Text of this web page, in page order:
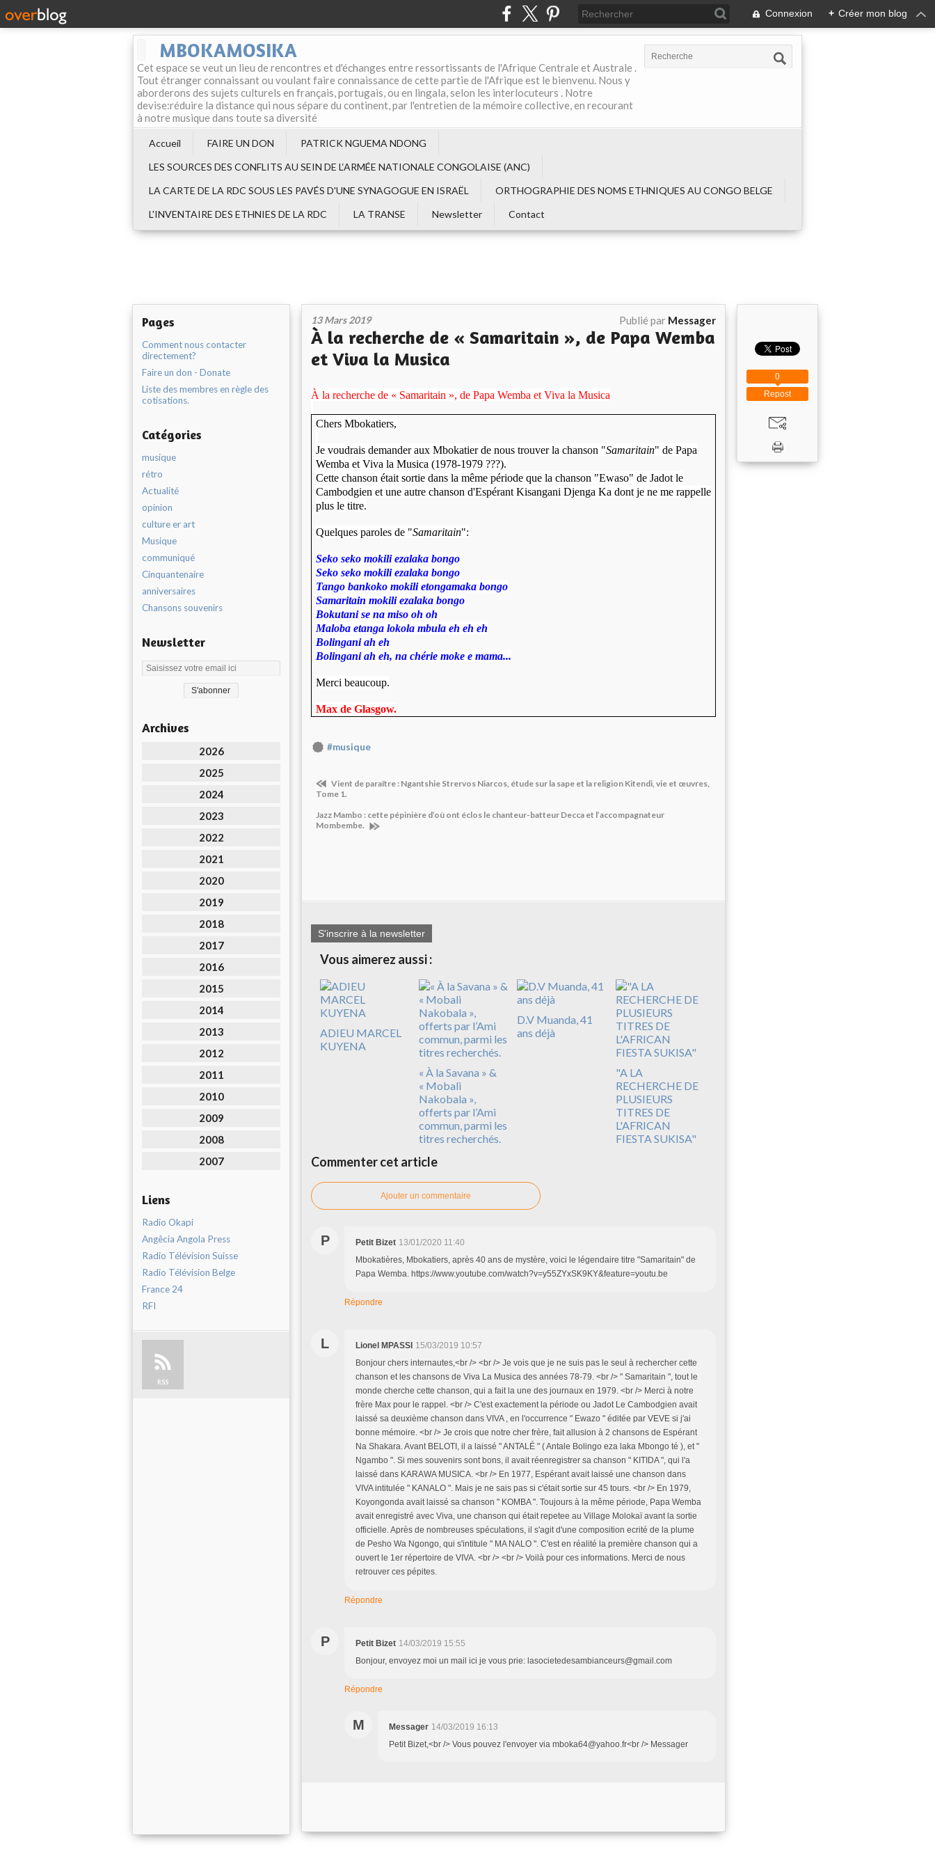
Connexion + Créer mon blog
MBOKAMOSIKA
Cet espace se veut un lieu de rencontres et d'échanges entre ressortissants de l'Afrique Centrale et Australe .
Tout étranger connaissant ou voulant faire connaissance de cette partie de l'Afrique est le bienvenu. Nous y
aborderons des sujets culturels en français, portugais, ou en lingala, selon les interlocuteurs . Notre
devise:réduire la distance qui nous sépare du continent, par l'entretien de la mémoire collective, en recourant
à notre musique dans toute sa diversité
Accueil FAIRE UN DON
PATRICK NGUEMA NDONG
LES SOURCES DES CONFLITS AU SEIN DE L‘ARMÉE NATIONALE CONGOLAISE (ANC)
LA CARTE DE LA RDC SOUS LES PAVÉS D'UNE SYNAGOGUE EN ISRAËL
ORTHOGRAPHIE DES NOMS ETHNIQUES AU CONGO BELGE
L'INVENTAIRE DES ETHNIES DE LA RDC
LA TRANSE Newsletter Contact
Pages
Comment nous contacter
directement?
Faire un don - Donate
Liste des membres en règle des
cotisations.
Catégories
musique
rétro
Actualité
opinion
culture er art
Musique
communiqué
Cinquantenaire
anniversaires
Chansons souvenirs
Newsletter
Archives
2026
2025
2024
2023
2022
2021
2020
2019
2018
2017
2016
2015
2014
2013
2012
2011
2010
2009
2008
2007
Liens
Radio Okapi
Angêcia Angola Press
Radio Télévision Suisse
Radio Télévision Belge
France 24
RFI
RSS
13 Mars 2019 Publié par Messager
À la recherche de « Samaritain », de Papa Wemba
et Viva la Musica
À la recherche de « Samaritain », de Papa Wemba et Viva la Musica
Chers Mbokatiers,
Je voudrais demander aux Mbokatier de nous trouver la chanson "Samaritain" de Papa
Wemba et Viva la Musica (1978-1979 ???).
Cette chanson était sortie dans la même période que la chanson "Ewaso" de Jadot le
Cambodgien et une autre chanson d'Espérant Kisangani Djenga Ka dont je ne me rappelle
plus le titre.
Quelques paroles de "Samaritain":
Seko seko mokili ezalaka bongo
Seko seko mokili ezalaka bongo
Tango bankoko mokili etongamaka bongo
Samaritain mokili ezalaka bongo
Bokutani se na miso oh oh
Maloba etanga lokola mbula eh eh eh
Bolingani ah eh
Bolingani ah eh, na chérie moke e mama...
Merci beaucoup.
Max de Glasgow.
#musique
Vient de paraître : Ngantshie Strervos Niarcos, étude sur la sape et la religion Kitendi, vie et œuvres,
Tome 1.
Jazz Mambo : cette pépinière d’où ont éclos le chanteur-batteur Decca et l’accompagnateur
Mombembe.
S'inscrire à la newsletter
Vous aimerez aussi :
ADIEU MARCEL
KUYENA
« À la Savana » &
« Mobali
Nakobala »,
offerts par l’Ami
commun, parmi les
titres recherchés.
D.V Muanda, 41
ans déjà
"A LA
RECHERCHE DE
PLUSIEURS
TITRES DE
L'AFRICAN
FIESTA SUKISA"
Commenter cet article
Ajouter un commentaire
P Petit Bizet 13/01/2020 11:40
Mbokatières, Mbokatiers, après 40 ans de mystère, voici le légendaire titre "Samaritain" de
Papa Wemba. https://www.youtube.com/watch?v=y55ZYxSK9KY&feature=youtu.be
Répondre
L Lionel MPASSI 15/03/2019 10:57
Bonjour chers internautes,<br /> <br /> Je vois que je ne suis pas le seul à rechercher cette
chanson et les chansons de Viva La Musica des années 78-79. <br /> " Samaritain ", tout le
monde cherche cette chanson, qui a fait la une des journaux en 1979. <br /> Merci à notre
frère Max pour le rappel. <br /> C'est exactement la période ou Jadot Le Cambodgien avait
laissé sa deuxième chanson dans VIVA , en l'occurrence " Ewazo " éditée par VEVE si j'ai
bonne mémoire. <br /> Je crois que notre cher frère, fait allusion à 2 chansons de Espérant
Na Shakara. Avant BELOTI, il a laissé " ANTALÉ " ( Antale Bolingo eza laka Mbongo té ), et "
Ngambo ". Si mes souvenirs sont bons, il avait réenregistrer sa chanson " KITIDA ", qui l'a
laissé dans KARAWA MUSICA. <br /> En 1977, Espérant avait laissé une chanson dans
VIVA intitulée " KANALO ". Mais je ne sais pas si c'était sortie sur 45 tours. <br /> En 1979,
Koyongonda avait laissé sa chanson " KOMBA ". Toujours à la même période, Papa Wemba
avait enregistré avec Viva, une chanson qui était repetee au Village Molokaï avant la sortie
officielle. Après de nombreuses spéculations, il s'agit d'une composition ecrité de la plume
de Pesho Wa Ngongo, qui s'intitule " MA NALO ". C'est en réalité la première chanson qui a
ouvert le 1er répertoire de VIVA. <br /> <br /> Voilà pour ces informations. Merci de nous
retrouver ces pépites.
Répondre
P Petit Bizet 14/03/2019 15:55
Bonjour, envoyez moi un mail ici je vous prie: lasocietedesambianceurs@gmail.com
Répondre
M Messager 14/03/2019 16:13
Petit Bizet,<br /> Vous pouvez l'envoyer via mboka64@yahoo.fr<br /> Messager
Repost
0